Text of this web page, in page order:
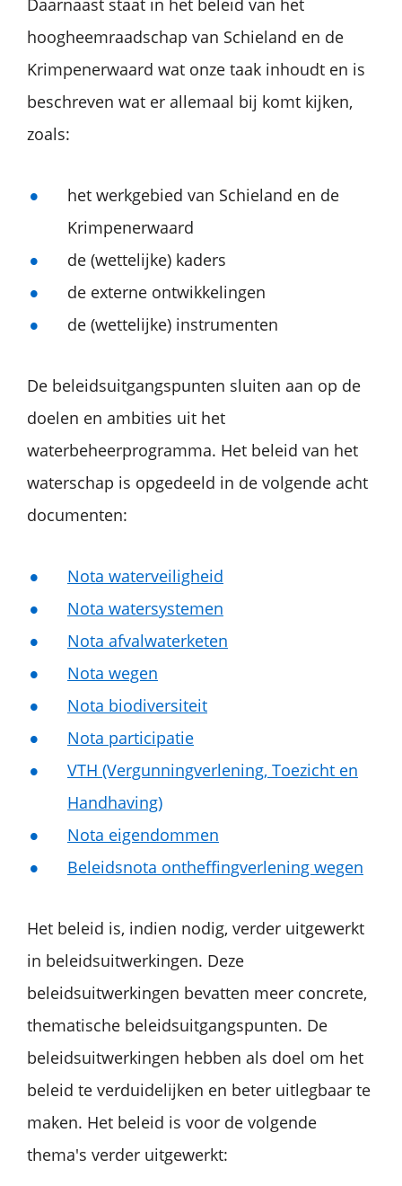
hoogheemraadschap van Schieland en de
Krimpenerwaard wat onze taak inhoudt en is
beschreven wat er allemaal bij komt kijken,
zoals:
het werkgebied van Schieland en de
Krimpenerwaard
de (wettelijke) kaders
de externe ontwikkelingen
de (wettelijke) instrumenten
De beleidsuitgangspunten sluiten aan op de
doelen en ambities uit het
waterbeheerprogramma. Het beleid van het
waterschap is opgedeeld in de volgende acht
documenten:
Nota waterveiligheid
Nota watersystemen
Nota afvalwaterketen
Nota wegen
Nota biodiversiteit
Nota participatie
VTH (Vergunningverlening, Toezicht en
Handhaving)
Nota eigendommen
Beleidsnota ontheffingverlening wegen
Het beleid is, indien nodig, verder uitgewerkt
in beleidsuitwerkingen. Deze
beleidsuitwerkingen bevatten meer concrete,
thematische beleidsuitgangspunten. De
beleidsuitwerkingen hebben als doel om het
beleid te verduidelijken en beter uitlegbaar te
maken. Het beleid is voor de volgende
thema's verder uitgewerkt: